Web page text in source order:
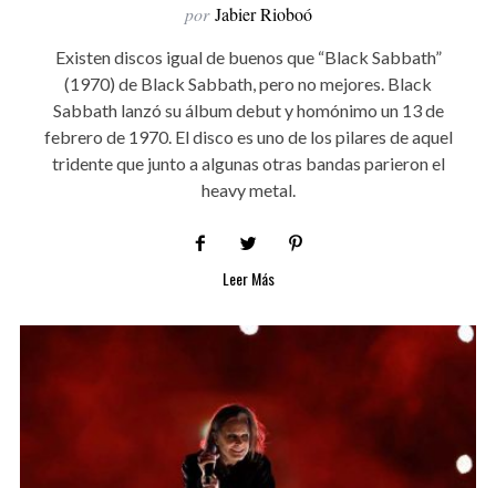
por Jabier Rioboó
Existen discos igual de buenos que “Black Sabbath”
(1970) de Black Sabbath, pero no mejores. Black
Sabbath lanzó su álbum debut y homónimo un 13 de
febrero de 1970. El disco es uno de los pilares de aquel
tridente que junto a algunas otras bandas parieron el
heavy metal.
Leer Más